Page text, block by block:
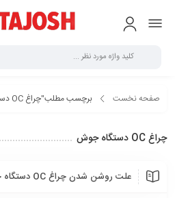
صفحه نخست برچسب مطلب"چراغ OC دستگاه جوش"
چراغ OC دستگاه جوش
علت روشن شدن چراغ OC دستگاه جوش